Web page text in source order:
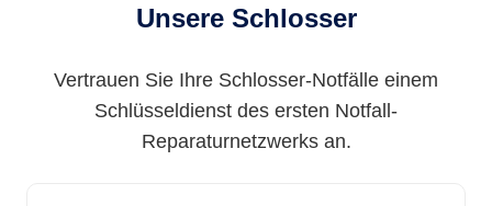
Unsere Schlosser
Vertrauen Sie Ihre Schlosser-Notfälle einem
Schlüsseldienst des ersten Notfall-
Reparaturnetzwerks an.